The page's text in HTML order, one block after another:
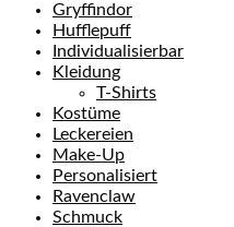
Gryffindor
Hufflepuff
Individualisierbar
Kleidung
T-Shirts
Kostüme
Leckereien
Make-Up
Personalisiert
Ravenclaw
Schmuck